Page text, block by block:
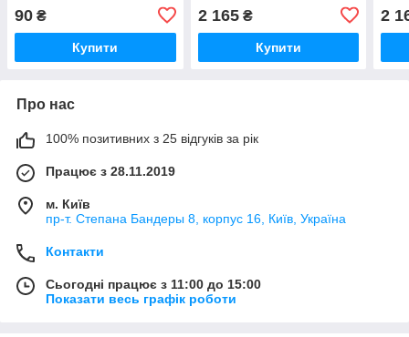
90 ₴
Купити
2 165₴
Купити
2
Про нас
100% позитивних з 25 відгуків за рік
Працює з 28.11.2019
м. Київ
пр-т. Степана Бандеры 8, корпус 16, Київ, Україна
Контакти
Сьогодні працює з 11:00 до 15:00
Показати весь графік роботи